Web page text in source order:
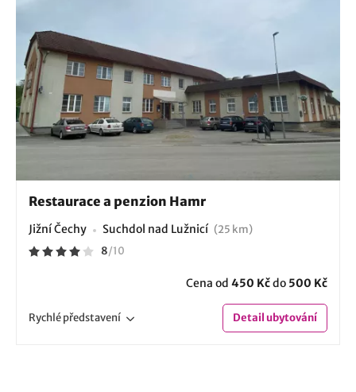
Restaurace a penzion Hamr
Jižní Čechy Suchdol nad Lužnicí (25 km)
8/10
Cena od 450 Kčdo 500 Kč
Rychlépředstavení Detailubytování